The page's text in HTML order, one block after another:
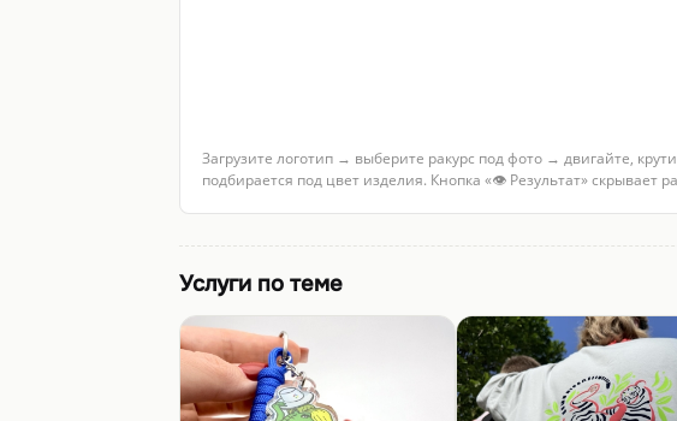
Загрузите логотип → выберите ракурс под фото → двигайте,
подбирается под цвет изделия. Кнопка «👁 Результат»
Услуги по теме